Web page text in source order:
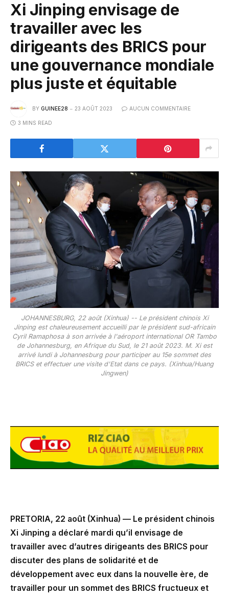
Xi Jinping envisage de
travailler avec les
dirigeants des BRICS pour
une gouvernance mondiale
plus juste et équitable
BY GUINEE28 23 AOÛT 2023 AUCUN COMMENTAIRE
3 MINS READ
JOHANNESBURG, 22 août (Xinhua) -- Le président chinois Xi
Jinping est chaleureusement accueilli par le président sud-africain
Cyril Ramaphosa à son arrivée à l'aéroport international OR Tambo
de Johannesburg, en Afrique du Sud, le 21 août 2023. M. Xi est
arrivé lundi à Johannesburg pour participer au 15e sommet des
BRICS et effectuer une visite d'Etat dans ce pays. (Xinhua/Huang
Jingwen)
PRETORIA, 22 août (Xinhua) — Le président chinois
Xi Jinping a déclaré mardi qu’il envisage de
travailler avec d’autres dirigeants des BRICS pour
discuter des plans de solidarité et de
développement avec eux dans la nouvelle ère, de
travailler pour un sommet des BRICS fructueux et